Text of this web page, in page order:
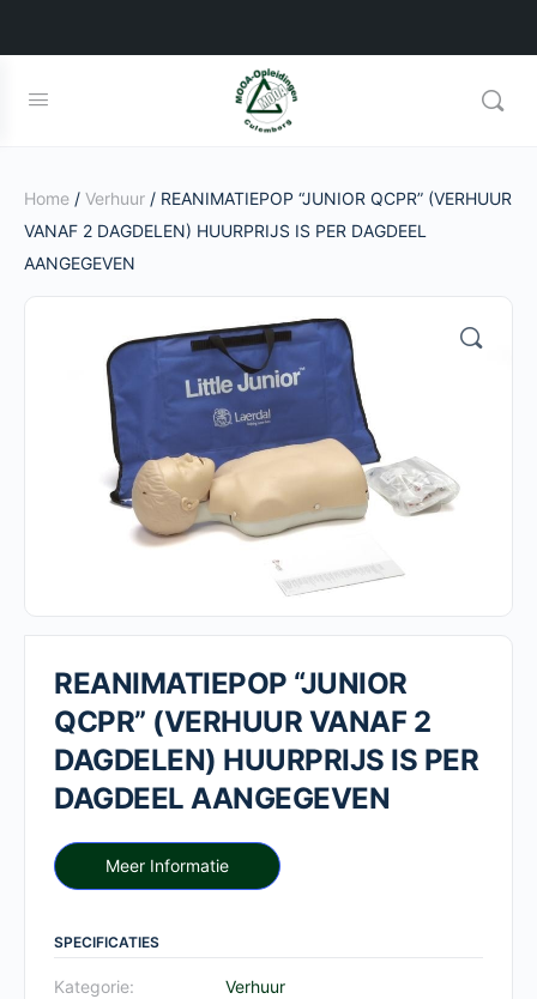
Home / Verhuur / REANIMATIEPOP “JUNIOR QCPR” (VERHUUR
VANAF 2 DAGDELEN) HUURPRIJS IS PER DAGDEEL
AANGEGEVEN
REANIMATIEPOP “JUNIOR
QCPR” (VERHUUR VANAF 2
DAGDELEN) HUURPRIJS IS PER
DAGDEEL AANGEGEVEN
Meer Informatie
SPECIFICATIES
Kategorie: Verhuur